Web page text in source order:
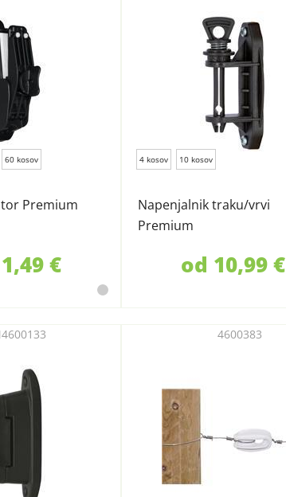
60 kosov
Premium
€
4 kosov 10 kosov
Napenjalnik traku/vrvi
Premium
od 10,99 €
4600383